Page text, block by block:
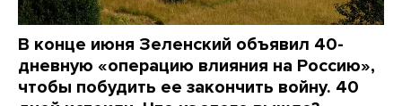
В конце июня Зеленский объявил 40-
дневную «операцию влияния на Россию»,
чтобы побудить ее закончить войну. 40